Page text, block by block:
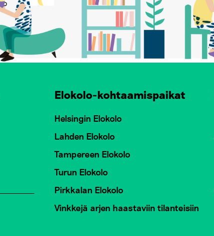
Elokolo-kohtaamispaikat
Helsingin Elokolo
Lahden Elokolo
Tampereen Elokolo
Turun Elokolo
Pirkkalan Elokolo
Vinkkejä arjen haastaviin tilanteisiin